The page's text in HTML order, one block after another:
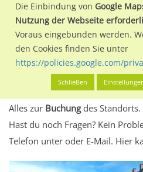
aktuelleStandortinformationen
kannst du dich schon vor der
Standort, seine Reichweite und
eventuelle Beschränkungen in
Werbeinhalten informieren.
Alles klar? Dann findest du
Alles zur Buchungdes Standorts.
Hast du noch Fragen? Kein
Telefon unter oder E-Mail. Hier
Die Einbindung von Google
Nutzung der Webseite
Voraus eingebunden werden.
den Cookies finden Sie unter
https://policies.google.com/
Schließen